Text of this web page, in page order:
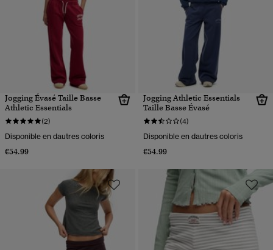
Jogging Évasé Taille Basse
Athletic Essentials
(2)
Disponible en dautres coloris
€54.99
Jogging Athletic Essentials
Taille Basse Évasé
(4)
Disponible en dautres coloris
€54.99